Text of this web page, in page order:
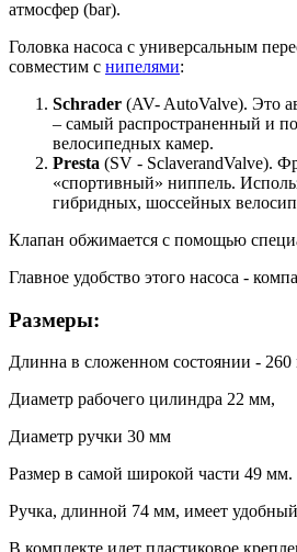
атмосфер (bar).
Головка насоса с универсальным
совместим с нипелями:
Schrader (AV- AutoValve). Это
– самый распространенный и
велосипедных камер.
Presta (SV - SclaverandValve).
«спортивный» ниппель.
гибридных, шоссейных
Клапан обжимается с помощью
Главное удобство этого насоса -
Размеры:
Длинна в сложенном состоянии -
Диаметр рабочего цилиндра 22 мм,
Диаметр ручки 30 мм
Размер в самой широкой части 49 мм.
Ручка, длинной 74 мм, имеет